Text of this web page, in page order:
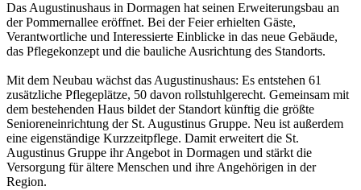
Das Augustinushaus in Dormagen hat seinen Erweiterungsbau an
der Pommernallee eröffnet. Bei der Feier erhielten Gäste,
Verantwortliche und Interessierte Einblicke in das neue Gebäude,
das Pflegekonzept und die bauliche Ausrichtung des Standorts.
Mit dem Neubau wächst das Augustinushaus: Es entstehen 61
zusätzliche Pflegeplätze, 50 davon rollstuhlgerecht. Gemeinsam mit
dem bestehenden Haus bildet der Standort künftig die größte
Senioreneinrichtung der St. Augustinus Gruppe. Neu ist außerdem
eine eigenständige Kurzzeitpflege. Damit erweitert die St.
Augustinus Gruppe ihr Angebot in Dormagen und stärkt die
Versorgung für ältere Menschen und ihre Angehörigen in der
Region.